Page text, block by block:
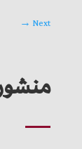
Next
→